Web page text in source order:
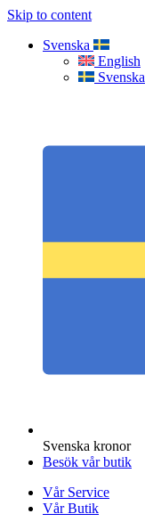
Skip to content
Svenska
English
Svenska
Svenska kronor
Besök vår butik
Vår Service
Vår Butik